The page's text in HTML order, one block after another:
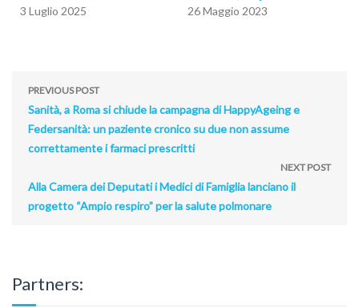
3 Luglio 2025 26 Maggio 2023
PREVIOUS POST
Sanità, a Roma si chiude la campagna di HappyAgeing e
Federsanità: un paziente cronico su due non assume
correttamente i farmaci prescritti
NEXT POST
Alla Camera dei Deputati i Medici di Famiglia lanciano il
progetto “Ampio respiro” per la salute polmonare
Partners: